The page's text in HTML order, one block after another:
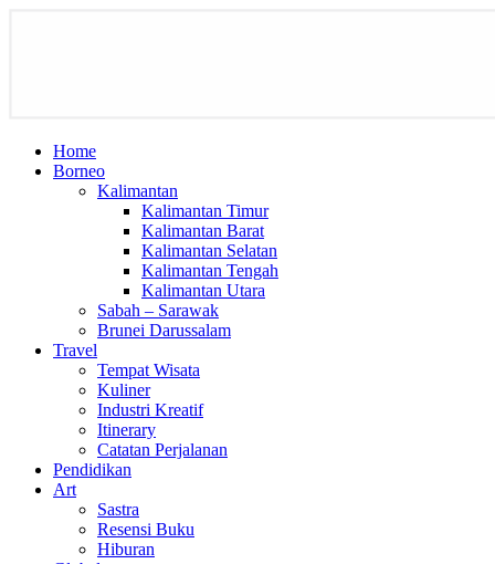
Home
Borneo
Kalimantan
Kalimantan Timur
Kalimantan Barat
Kalimantan Selatan
Kalimantan Tengah
Kalimantan Utara
Sabah – Sarawak
Brunei Darussalam
Travel
Tempat Wisata
Kuliner
Industri Kreatif
Itinerary
Catatan Perjalanan
Pendidikan
Art
Sastra
Resensi Buku
Hiburan